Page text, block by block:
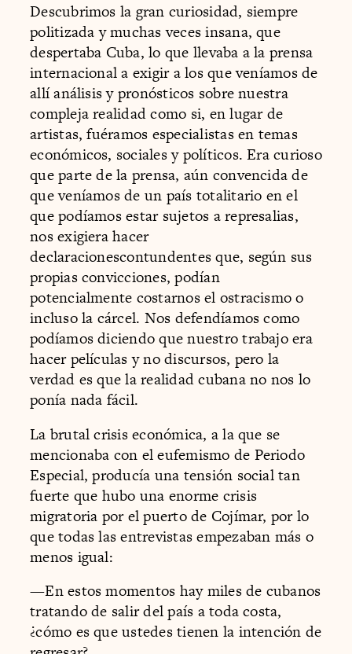
Descubrimos la gran curiosidad, siempre
politizada y muchas veces insana, que
despertaba Cuba, lo que llevaba a la prensa
internacional a exigir a los que veníamos de
allí análisis y pronósticos sobre nuestra
compleja realidad como si, en lugar de
artistas, fuéramos especialistas en temas
económicos, sociales y políticos. Era curioso
que parte de la prensa, aún convencida de
que veníamos de un país totalitario en el
que podíamos estar sujetos a represalias,
nos exigiera hacer
declaracionescontundentes que, según sus
propias convicciones, podían
potencialmente costarnos el ostracismo o
incluso la cárcel. Nos defendíamos como
podíamos diciendo que nuestro trabajo era
hacer películas y no discursos, pero la
verdad es que la realidad cubana no nos lo
ponía nada fácil.
La brutal crisis económica, a la que se
mencionaba con el eufemismo de Periodo
Especial, producía una tensión social tan
fuerte que hubo una enorme crisis
migratoria por el puerto de Cojímar, por lo
que todas las entrevistas empezaban más o
menos igual:
—En estos momentos hay miles de cubanos
tratando de salir del país a toda costa,
¿cómo es que ustedes tienen la intención de